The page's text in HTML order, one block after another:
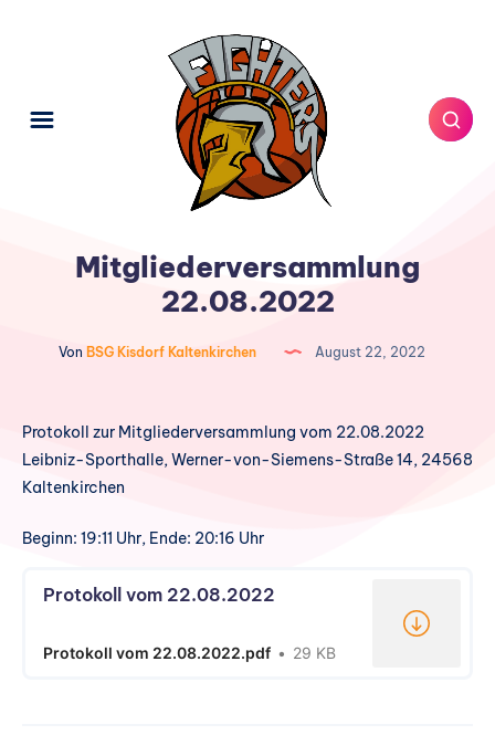
Mitgliederversammlung
22.08.2022
Von BSG Kisdorf Kaltenkirchen August 22, 2022
Protokoll zur Mitgliederversammlung vom 22.08.2022
Leibniz-Sporthalle, Werner-von-Siemens-Straße 14, 24568
Kaltenkirchen
Beginn: 19:11 Uhr, Ende: 20:16 Uhr
Protokoll vom 22.08.2022
Protokoll vom 22.08.2022.pdf 29 KB